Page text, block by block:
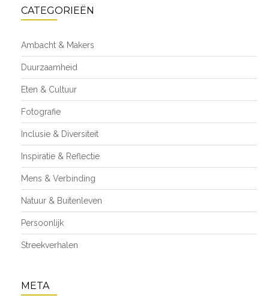
CATEGORIEËN
Ambacht & Makers
Duurzaamheid
Eten & Cultuur
Fotografie
Inclusie & Diversiteit
Inspiratie & Reflectie
Mens & Verbinding
Natuur & Buitenleven
Persoonlijk
Streekverhalen
META